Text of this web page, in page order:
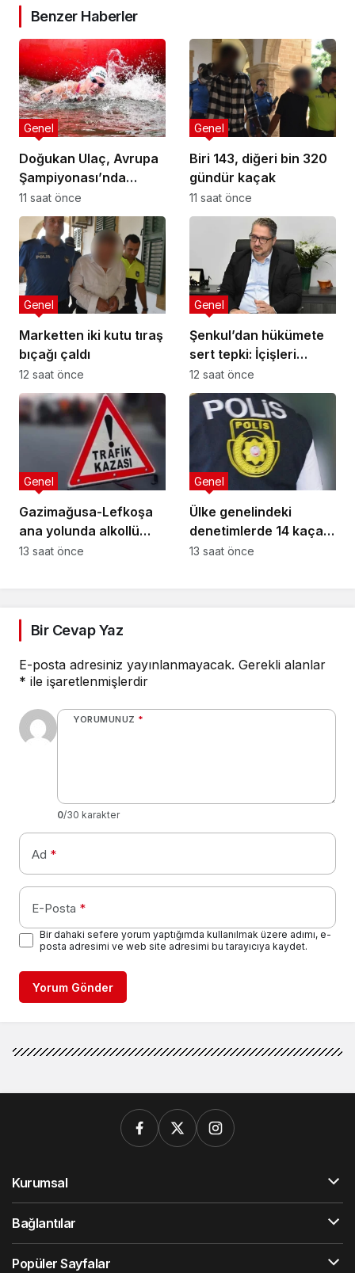
Benzer Haberler
Doğukan Ulaç, Avrupa
Şampiyonası’nda
Türkiye Milli Takımı ile
mücadele etti
Genel
11 saat önce
Biri 143, diğeri bin 320
gündür kaçak
Genel
11 saat önce
Marketten iki kutu tıraş
bıçağı çaldı
Genel
12 saat önce
Şenkul’dan hükümete
sert tepki: İçişleri
Bakanı nerede,
Başbakan nerede?
Genel
12 saat önce
Gazimağusa-Lefkoşa
ana yolunda alkollü
sürücü takla attı:
Genel
13 saat önce
Ülke genelindeki
denetimlerde 14 kaçak
yakalandı
Genel
13 saat önce
Bir Cevap Yaz
E-posta adresiniz yayınlanmayacak. Gerekli alanlar
* ile işaretlenmişlerdir
YORUMUNUZ *
0/30 karakter
Ad *
E-Posta *
Bir dahaki sefere yorum yaptığımda kullanılmak üzere adımı, e-
posta adresimi ve web site adresimi bu tarayıcıya kaydet.
Yorum Gönder
Kurumsal
Bağlantılar
Popüler Sayfalar